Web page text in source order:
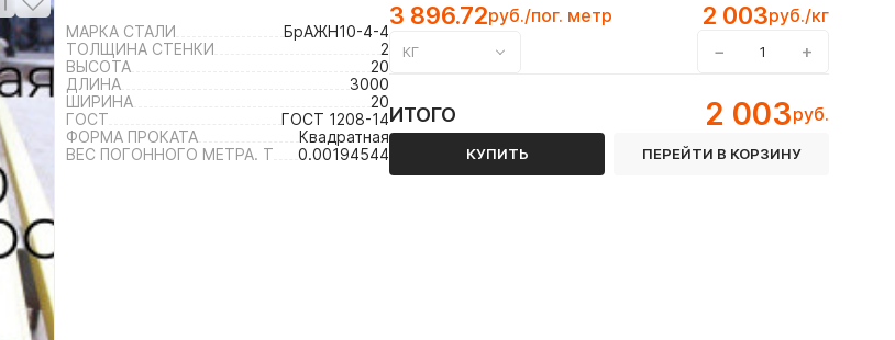
МАРКА СТАЛИ
БрАЖН10-4-4
ТОЛЩИНА СТЕНКИ
2
ВЫСОТА
20
ДЛИНА
3000
ШИРИНА
20
ГОСТ
ГОСТ 1208-14
ФОРМА ПРОКАТА
Квадратная
ВЕС ПОГОННОГО МЕТРА. Т
0.00194544
3 896.72руб./пог. метр 2 003руб./кг
КГ − +
ИТОГО 2 003руб.
КУПИТЬ ПЕРЕЙТИ В КОРЗИНУ